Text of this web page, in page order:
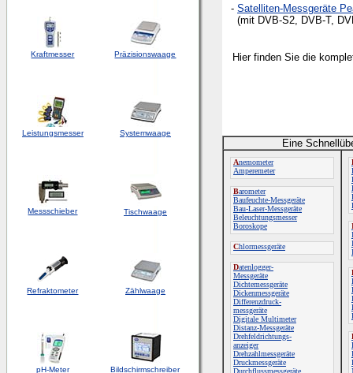
Kraftmesser Präzisionswaage
Leistungsmesser Systemwaage
Messschieber Tischwaage
Refraktometer Zählwaage
pH-Meter Bildschirmschreiber
- Satelliten-Messgeräte
(mit DVB-S2, DVB-T,
Hier finden Sie die
Eine
Anemometer
Amperemeter
Barometer
Baufeuchte-Messgeräte
Bau-Laser-Messgeräte
Beleuchtungsmesser
Boroskope
Chlormessgeräte
Datenlogger-
Messgeräte
Dichtemessgeräte
Dickenmessgeräte
Differenzdruck-
messgeräte
Digitale Multimeter
Distanz-Messgeräte
Drehfeldrichtungs-
anzeiger
Drehzahlmessgeräte
Druckmessgeräte
Durchflussmessgeräte